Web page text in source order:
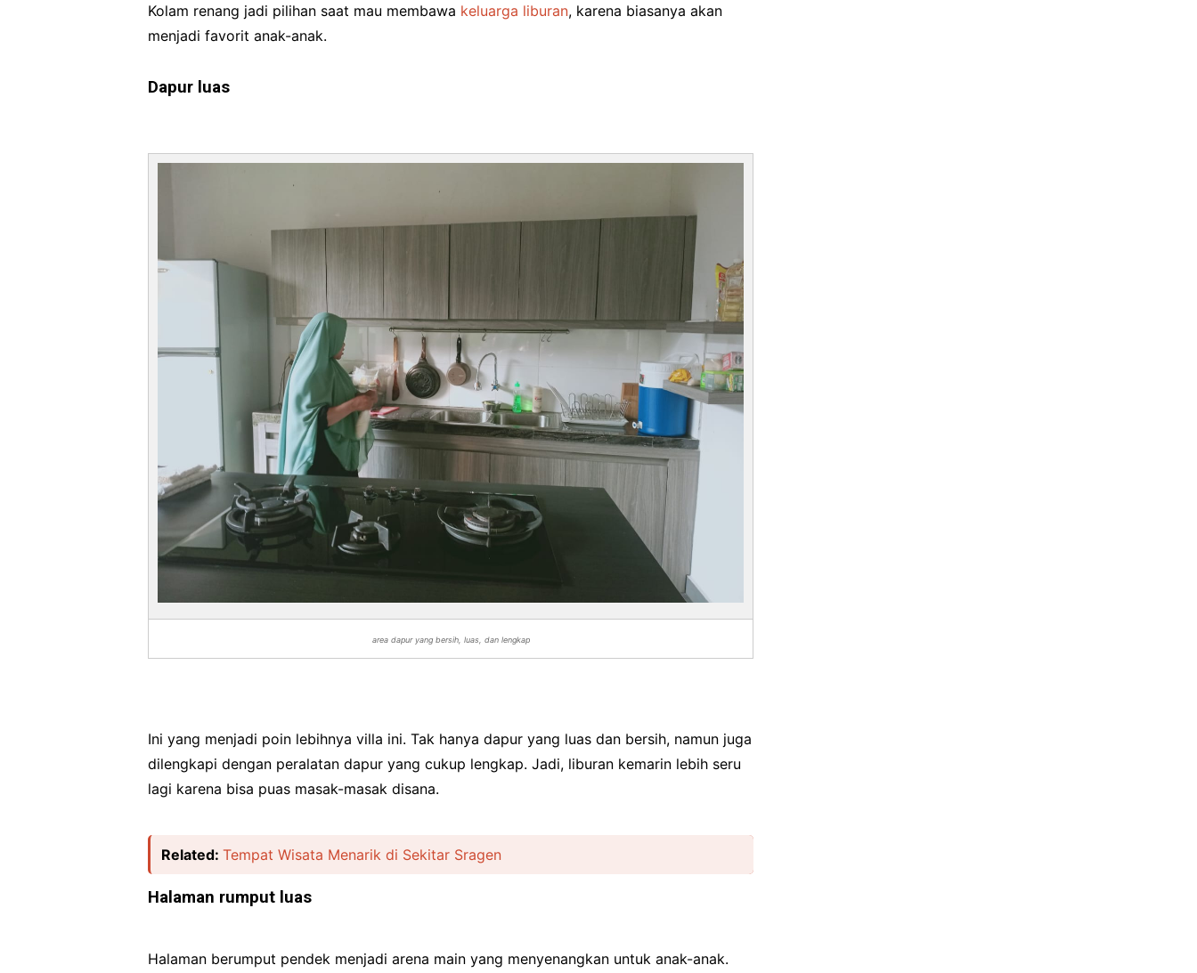
Kolam renang jadi pilihan saat mau membawa keluarga liburan, karena biasanya akan
menjadi favorit anak-anak.
Dapur luas
area dapur yang bersih, luas, dan lengkap
Ini yang menjadi poin lebihnya villa ini. Tak hanya dapur yang luas dan bersih, namun juga
dilengkapi dengan peralatan dapur yang cukup lengkap. Jadi, liburan kemarin lebih seru
lagi karena bisa puas masak-masak disana.
Related: Tempat Wisata Menarik di Sekitar Sragen
Halaman rumput luas
Halaman berumput pendek menjadi arena main yang menyenangkan untuk anak-anak.